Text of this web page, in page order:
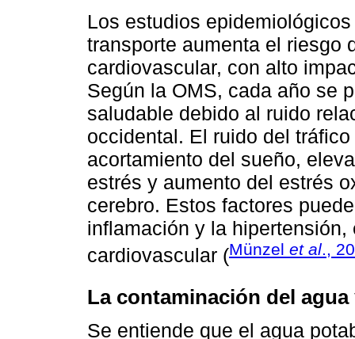
Los estudios
transporte aumenta el riesgo
cardiovascular, con alto
Según la OMS, cada año se
saludable debido al ruido
occidental. El ruido del
acortamiento del sueño,
estrés y aumento del estrés
cerebro. Estos factores
inflamación y la
cardiovascular (Münzel et al.,
La contaminación del
Se entiende que el agua